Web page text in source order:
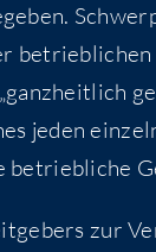
jeden
betrieb­li­che
zur